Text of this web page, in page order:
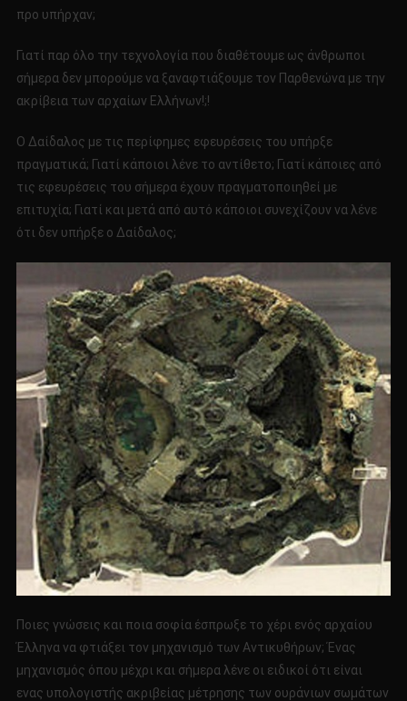
προ υπήρχαν;
Γιατί παρ όλο την τεχνολογία που διαθέτουμε ως άνθρωποι
σήμερα δεν μπορούμε να ξαναφτιάξουμε τον Παρθενώνα με την
ακρίβεια των αρχαίων Ελλήνων!;!
Ο Δαίδαλος με τις περίφημες εφευρέσεις του υπήρξε
πραγματικά; Γιατί κάποιοι λένε το αντίθετο; Γιατί κάποιες από
τις εφευρέσεις του σήμερα έχουν πραγματοποιηθεί με
επιτυχία; Γιατί και μετά από αυτό κάποιοι συνεχίζουν να λένε
ότι δεν υπήρξε ο Δαίδαλος;
Ποιες γνώσεις και ποια σοφία έσπρωξε το χέρι ενός αρχαίου
Έλληνα να φτιάξει τον μηχανισμό των Αντικυθήρων; Ένας
μηχανισμός όπου μέχρι και σήμερα λένε οι ειδικοί ότι είναι
ενας υπολογιστής ακριβείας μέτρησης των ουράνιων σωμάτων